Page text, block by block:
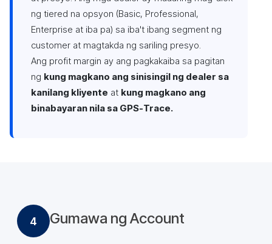
ng tiered na opsyon (Basic, Professional,
Enterprise at iba pa) sa iba't ibang segment ng
customer at magtakda ng sariling presyo.
Ang profit margin ay ang pagkakaiba sa pagitan
ng kung magkano ang sinisingil ng dealer sa
kanilang kliyente at kung magkano ang
binabayaran nila sa GPS-Trace.
4 Gumawa ng Account